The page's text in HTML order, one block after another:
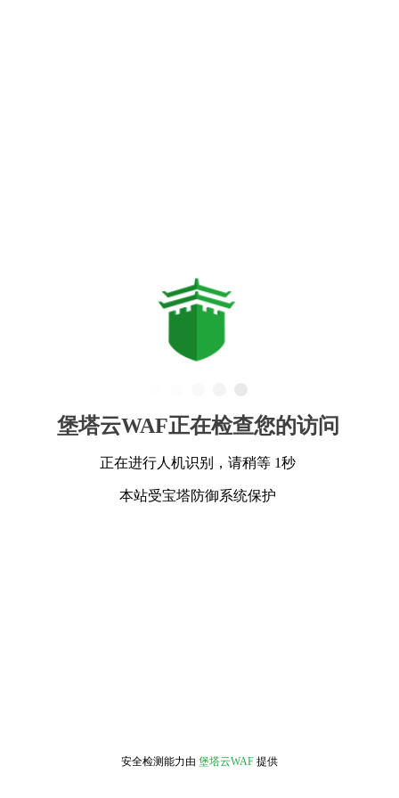
堡塔云WAF正在检查您的访问
正在进行人机识别，请稍等 1秒
本站受宝塔防御系统保护
安全检测能力由 堡塔云WAF 提供